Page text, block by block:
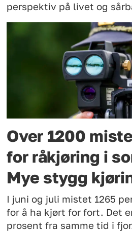
perspektiv på livet og
Over 1200
for råkjøring i
Mye stygg
I juni og juli mistet 1265
for å ha kjørt for fort. Det
prosent fra samme tid i